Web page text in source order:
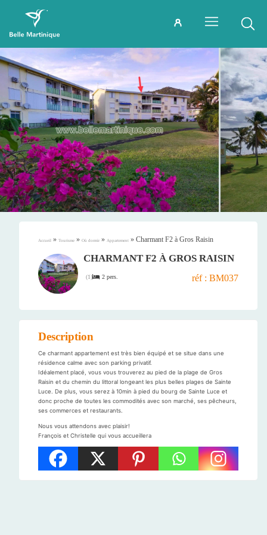
Accueil » Tourisme » Où dormir » Appartement » Charmant F2 à Gros Raisin
CHARMANT F2 À GROS RAISIN
(1) 2 pers. réf : BM037
Description
Ce charmant appartement est très bien équipé et se situe dans une
résidence calme avec son parking privatif.
Idéalement placé, vous vous trouverez au pied de la plage de Gros
Raisin et du chemin du littoral longeant les plus belles plages de Sainte
Luce. De plus, vous serez à 10min à pied du bourg de Sainte Luce et
donc proche de toutes les commodités avec son marché, ses pêcheurs,
ses commerces et restaurants.
Nous vous attendons avec plaisir!
François et Christelle qui vous accueillera